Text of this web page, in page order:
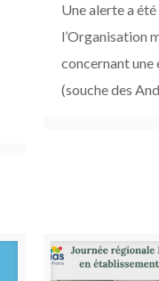
Une alerte a
l’Organisation
concernant une
(souche des